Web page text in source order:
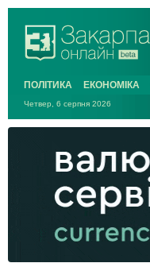
ПОЛІТИКА ЕКОНОМІКА
Четвер, 6 серпня 2026